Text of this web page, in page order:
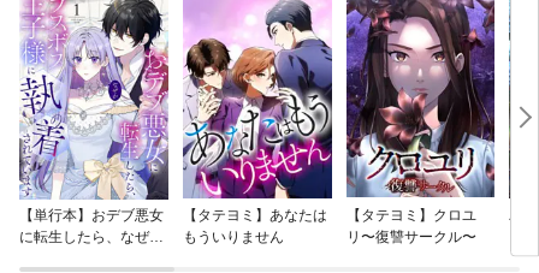
【単行本】おデブ悪女
に転生したら、なぜか
【タテヨミ】あなたは
もういりません
【タテヨミ】クロユ
リ〜復讐サークル〜
バ
今